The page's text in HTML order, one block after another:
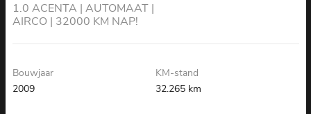
1.0 ACENTA | AUTOMAAT |
AIRCO | 32000 KM NAP!
Bouwjaar
2009
KM-stand
32.265 km